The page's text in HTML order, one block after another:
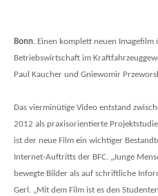
Bonn. Einen komplett neuen
Betriebswirtschaft im
Paul Kaucher und Gniewomir
Das vierminütige Video entstand
2012 als praxisorientierte
ist der neue Film ein wichtiger
Internet-Auftritts der BFC. „Junge
bewegte Bilder als auf schriftliche
Gerl. „Mit dem Film ist es den